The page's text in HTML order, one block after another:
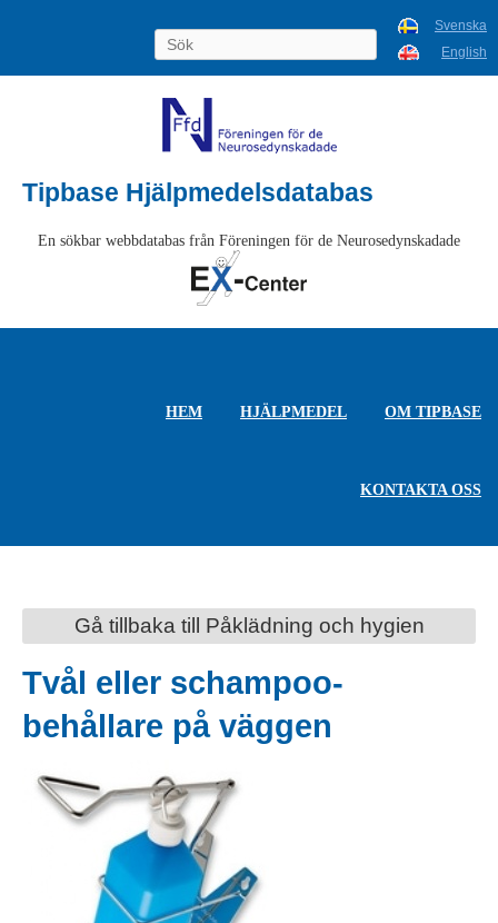
Svenska
English
Tipbase Hjälpmedelsdatabas
En sökbar webbdatabas från Föreningen för de Neurosedynskadade
HEM HJÄLPMEDEL OM TIPBASE
KONTAKTA OSS
Gå tillbaka till Påklädning och hygien
Tvål eller schampoo-
behållare på väggen